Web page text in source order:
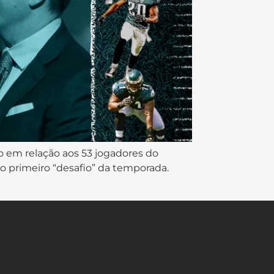
relação aos 53 jogadores do
primeiro “desafio” da temporada.